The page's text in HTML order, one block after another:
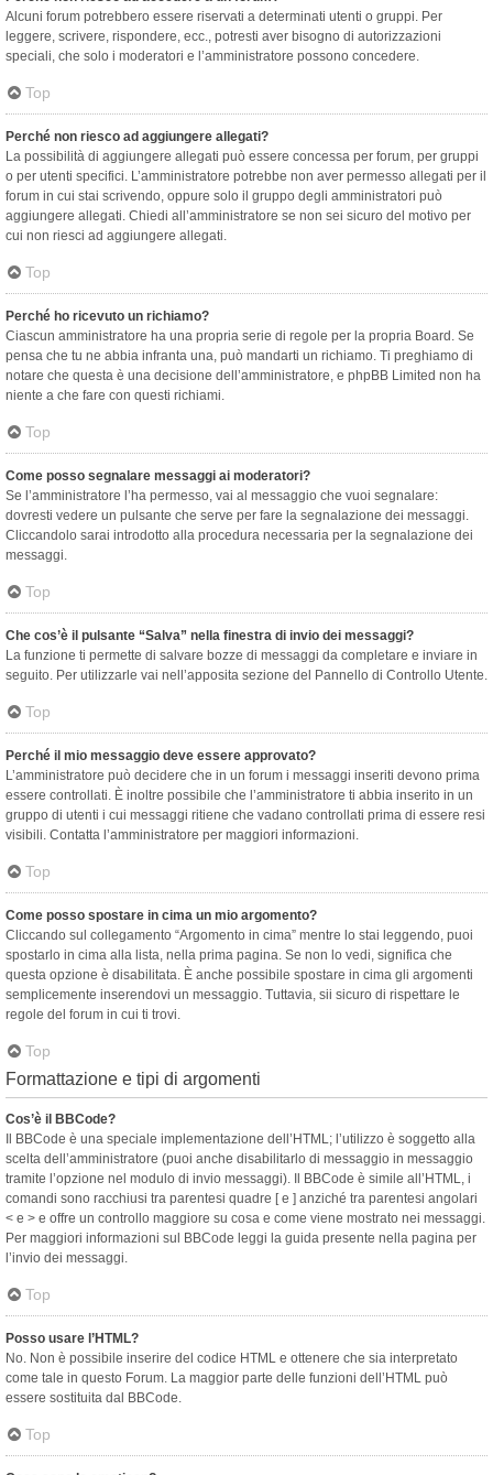
Alcuni forum potrebbero essere riservati a determinati utenti o gruppi. Per
leggere, scrivere, rispondere, ecc., potresti aver bisogno di autorizzazioni
speciali, che solo i moderatori e l’amministratore possono concedere.
Top
Perché non riesco ad aggiungere allegati?
La possibilità di aggiungere allegati può essere concessa per forum, per gruppi
o per utenti specifici. L’amministratore potrebbe non aver permesso allegati per il
forum in cui stai scrivendo, oppure solo il gruppo degli amministratori può
aggiungere allegati. Chiedi all’amministratore se non sei sicuro del motivo per
cui non riesci ad aggiungere allegati.
Top
Perché ho ricevuto un richiamo?
Ciascun amministratore ha una propria serie di regole per la propria Board. Se
pensa che tu ne abbia infranta una, può mandarti un richiamo. Ti preghiamo di
notare che questa è una decisione dell’amministratore, e phpBB Limited non ha
niente a che fare con questi richiami.
Top
Come posso segnalare messaggi ai moderatori?
Se l’amministratore l’ha permesso, vai al messaggio che vuoi segnalare:
dovresti vedere un pulsante che serve per fare la segnalazione dei messaggi.
Cliccandolo sarai introdotto alla procedura necessaria per la segnalazione dei
messaggi.
Top
Che cos’è il pulsante “Salva” nella finestra di invio dei messaggi?
La funzione ti permette di salvare bozze di messaggi da completare e inviare in
seguito. Per utilizzarle vai nell’apposita sezione del Pannello di Controllo Utente.
Top
Perché il mio messaggio deve essere approvato?
L’amministratore può decidere che in un forum i messaggi inseriti devono prima
essere controllati. È inoltre possibile che l’amministratore ti abbia inserito in un
gruppo di utenti i cui messaggi ritiene che vadano controllati prima di essere resi
visibili. Contatta l’amministratore per maggiori informazioni.
Top
Come posso spostare in cima un mio argomento?
Cliccando sul collegamento “Argomento in cima” mentre lo stai leggendo, puoi
spostarlo in cima alla lista, nella prima pagina. Se non lo vedi, significa che
questa opzione è disabilitata. È anche possibile spostare in cima gli argomenti
semplicemente inserendovi un messaggio. Tuttavia, sii sicuro di rispettare le
regole del forum in cui ti trovi.
Top
Formattazione e tipi di argomenti
Cos’è il BBCode?
Il BBCode è una speciale implementazione dell’HTML; l’utilizzo è soggetto alla
scelta dell’amministratore (puoi anche disabilitarlo di messaggio in messaggio
tramite l’opzione nel modulo di invio messaggi). Il BBCode è simile all’HTML, i
comandi sono racchiusi tra parentesi quadre [ e ] anziché tra parentesi angolari
< e > e offre un controllo maggiore su cosa e come viene mostrato nei messaggi.
Per maggiori informazioni sul BBCode leggi la guida presente nella pagina per
l’invio dei messaggi.
Top
Posso usare l’HTML?
No. Non è possibile inserire del codice HTML e ottenere che sia interpretato
come tale in questo Forum. La maggior parte delle funzioni dell’HTML può
essere sostituita dal BBCode.
Top